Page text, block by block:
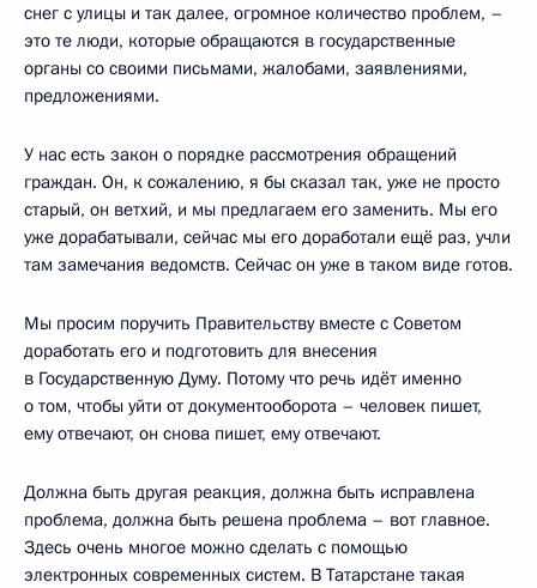
снег с улицы и так далее, огромное количество проблем, –
это те люди, которые обращаются в государственные
органы со своими письмами, жалобами, заявлениями,
предложениями.
У нас есть закон о порядке рассмотрения обращений
граждан. Он, к сожалению, я бы сказал так, уже не просто
старый, он ветхий, и мы предлагаем его заменить. Мы его
уже дорабатывали, сейчас мы его доработали ещё раз, учли
там замечания ведомств. Сейчас он уже в таком виде готов.
Мы просим поручить Правительству вместе с Советом
доработать его и подготовить для внесения
в Государственную Думу. Потому что речь идёт именно
о том, чтобы уйти от документооборота – человек пишет,
ему отвечают, он снова пишет, ему отвечают.
Должна быть другая реакция, должна быть исправлена
проблема, должна быть решена проблема – вот главное.
Здесь очень многое можно сделать с помощью
электронных современных систем. В Татарстане такая